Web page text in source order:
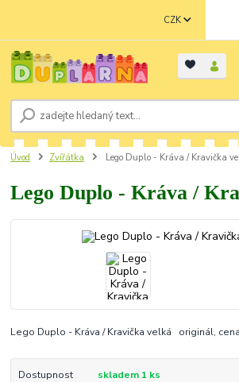
CZK
Úvod Zvířátka Lego Duplo - Kráva / Kravička
Lego Duplo - Kráva /
Lego Duplo - Kráva / Kravička velká originál,
Dostupnost skladem 1 ks